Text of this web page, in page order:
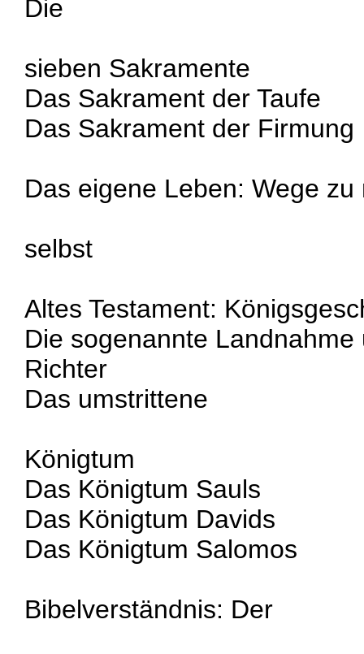
Die
sieben Sakramente
Das Sakrament der Taufe
Das Sakrament der Firmung
Das eigene Leben: Wege zu
selbst
Altes Testament:
Die sogenannte
Richter
Das umstrittene
Königtum
Das Königtum Sauls
Das Königtum Davids
Das Königtum Salomos
Bibelverständnis: Der